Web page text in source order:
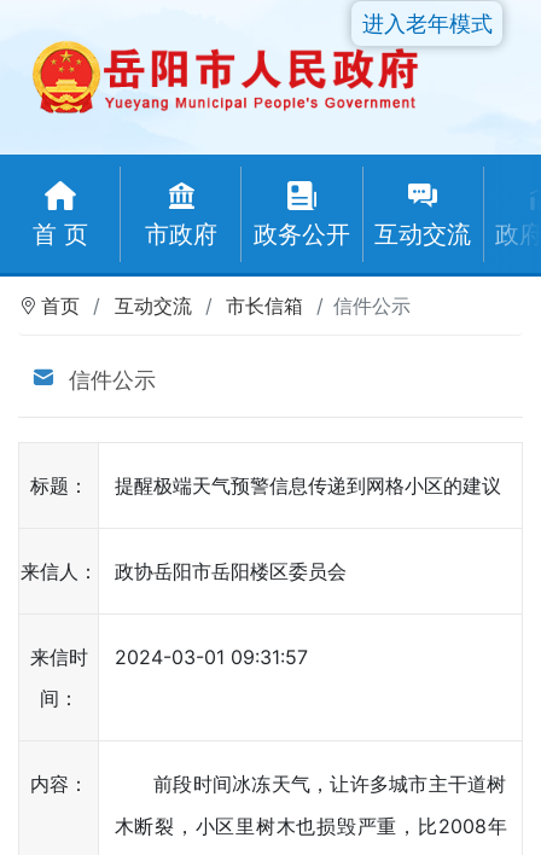
首 页 市政府 政务公开 互动交流 政
进入老年模式
首页 互动交流 市长信箱 信件公示
信件公示
标题： 提醒极端天气预警信息传递到网格小区的建议
来信人： 政协岳阳市岳阳楼区委员会
来信时
间：
2024-03-01 09:31:57
内容：
前段时间冰冻天气，让许多城市主干道树
木断裂，小区里树木也损毁严重，比2008年